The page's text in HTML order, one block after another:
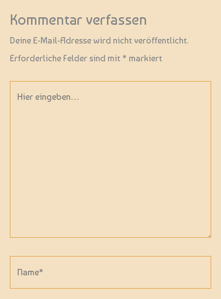
Kommentar verfassen
Deine E-Mail-Adresse wird nicht veröffentlicht.
Erforderliche Felder sind mit * markiert